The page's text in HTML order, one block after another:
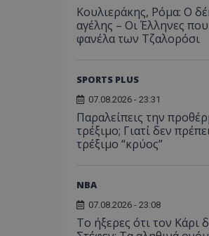
Κουλιεράκης, Ρόμα: Ο
αγέλης – Οι Έλληνες
φανέλα των Τζαλορόσι
SPORTS PLUS
07.08.2026 - 23:31
Παραλείπεις την
τρέξιμο; Γιατί δεν
τρέξιμο “κρύος”
NBA
07.08.2026 - 23:08
Το ήξερες ότι τον Κάρι